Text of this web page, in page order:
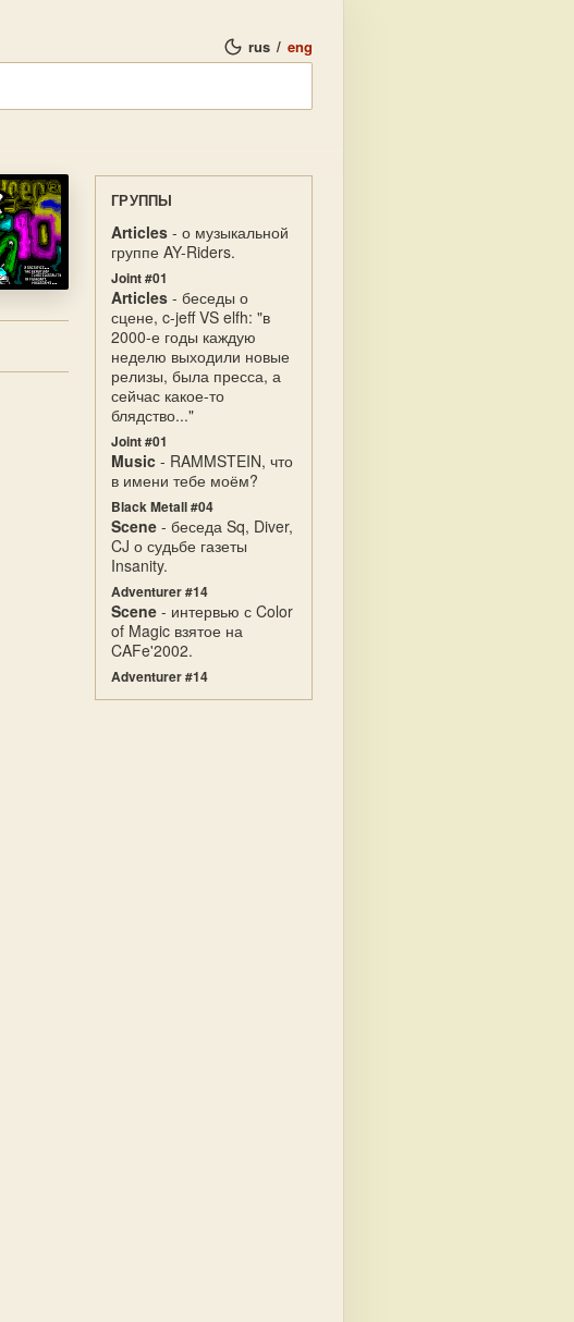
rus / eng
ГРУППЫ
Articles - о музыкальной
группе AY-Riders.
Joint #01
Articles - беседы о
сцене, c-jeff VS elfh: "в
2000-е годы каждую
неделю выходили новые
релизы, была пресса, а
сейчас какое-то
блядство..."
Joint #01
Music - RAMMSTEIN, что
в имени тебе моём?
Black Metall #04
Scene - беседа Sq, Diver,
CJ о судьбе газеты
Insanity.
Adventurer #14
Scene - интервью с Color
of Magic взятое на
CAFe'2002.
Adventurer #14